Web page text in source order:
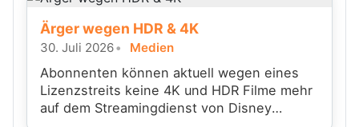
Ärger wegen HDR & 4K
30. Juli 2026 Medien
Abonnenten können aktuell wegen eines
Lizenzstreits keine 4K und HDR Filme mehr
auf dem Streamingdienst von Disney